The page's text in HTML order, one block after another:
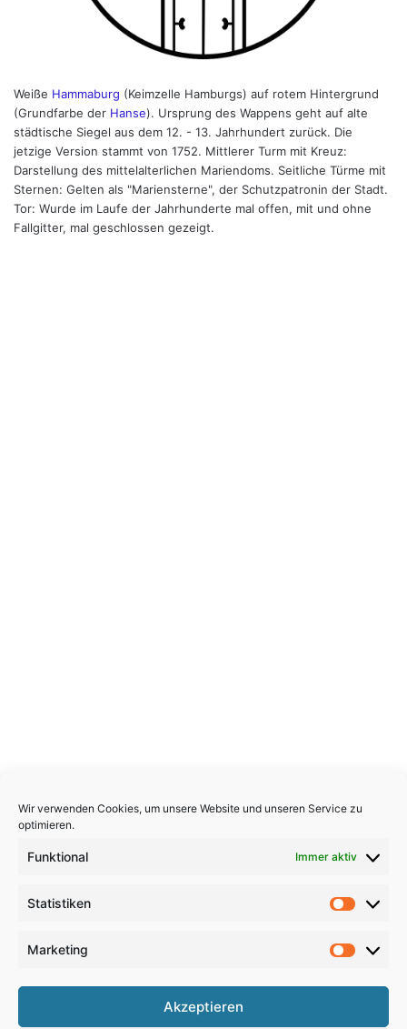
Wir verwenden Cookies, um unsere Website und unseren Service zu
optimieren.
Funktional Immer aktiv
Statistiken
Marketing
Akzeptieren
Weiße Hammaburg (Keimzelle Hamburgs) auf rotem Hintergrund
(Grundfarbe der Hanse). Ursprung des Wappens geht auf alte
städtische Siegel aus dem 12. - 13. Jahrhundert zurück. Die
jetzige Version stammt von 1752. Mittlerer Turm mit Kreuz:
Darstellung des mittelalterlichen Mariendoms. Seitliche Türme mit
Sternen: Gelten als "Mariensterne", der Schutzpatronin der Stadt.
Tor: Wurde im Laufe der Jahrhunderte mal offen, mit und ohne
Fallgitter, mal geschlossen gezeigt.
Copyright 2026, All Rights Reserved